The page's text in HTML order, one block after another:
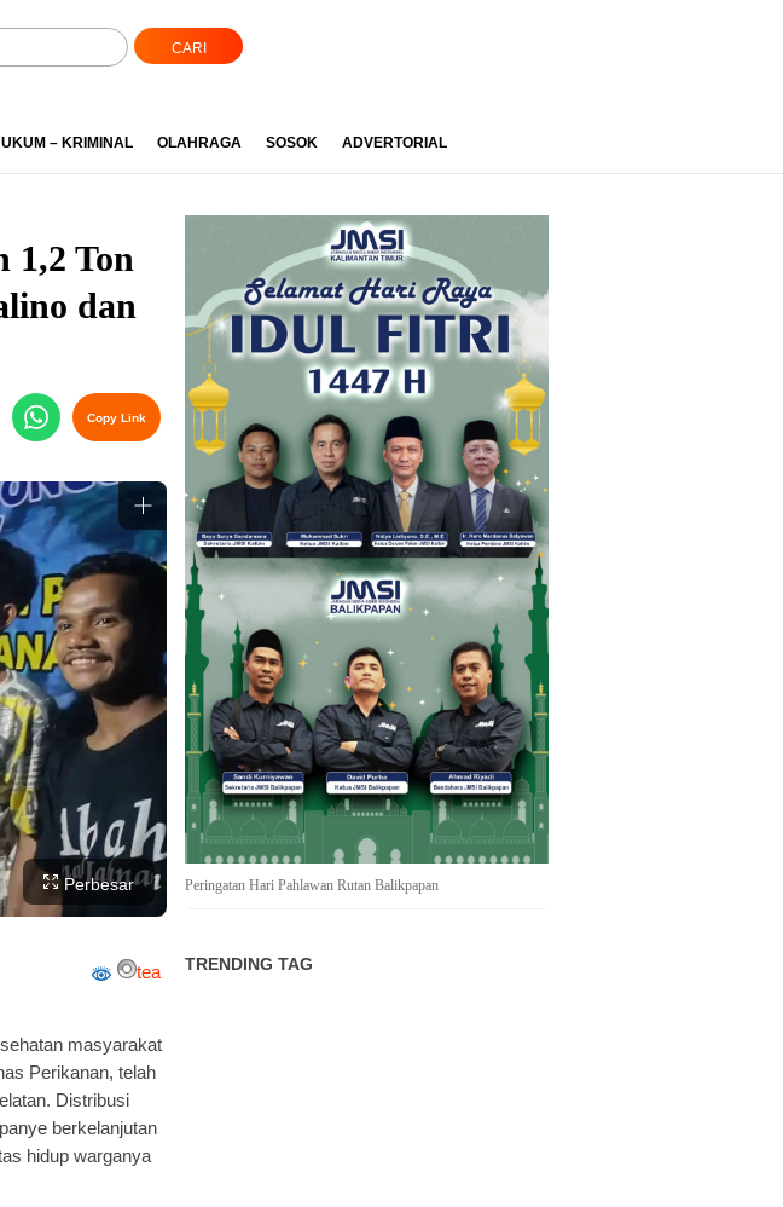
CARI
– KRIMINAL OLAHRAGA SOSOK ADVERTORIAL
1,2 Ton
dan
Copy Link
Perbesar
tea
masyarakat
Perikanan, telah
Distribusi
berkelanjutan
hidup warganya
Peringatan Hari Pahlawan Rutan Balikpapan
TRENDING TAG